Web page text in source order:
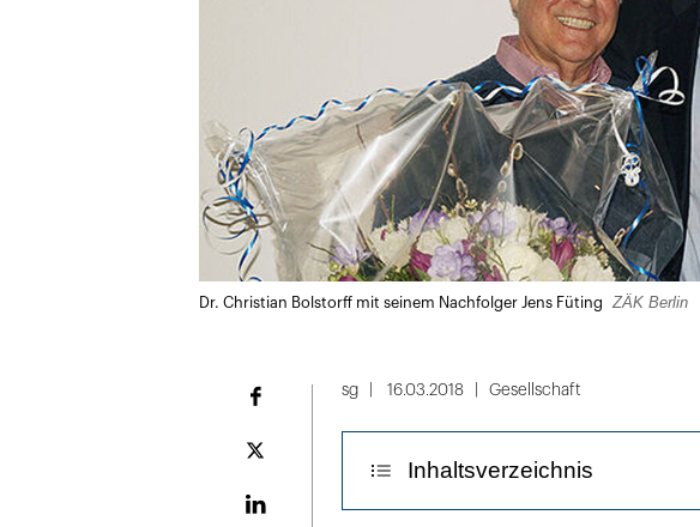
Dr. Christian Bolstorff mit seinem Nachfolger Jens Füting ZÄK Berlin
Plattform
sg 16.03.2018 Gesellschaft
Inhaltsverzeichnis